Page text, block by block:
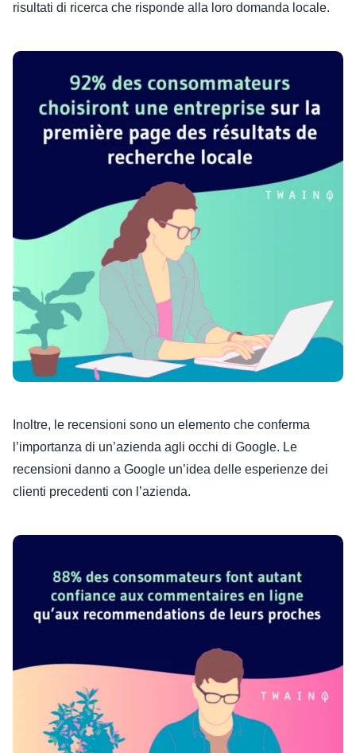
risultati di ricerca che risponde alla loro domanda locale.
Inoltre, le recensioni sono un elemento che conferma
l’importanza di un’azienda agli occhi di Google. Le
recensioni danno a Google un’idea delle esperienze dei
clienti precedenti con l’azienda.